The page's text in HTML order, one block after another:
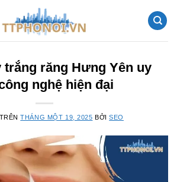
răng Hưng Yên uy
nghệ hiện đại
THÁNG MỘT 19, 2025 BỞISEO